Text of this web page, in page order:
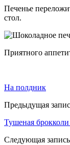
Печенье
стол.
Приятного
На полдник
Предыдущая
Тушеная
Следующая запись